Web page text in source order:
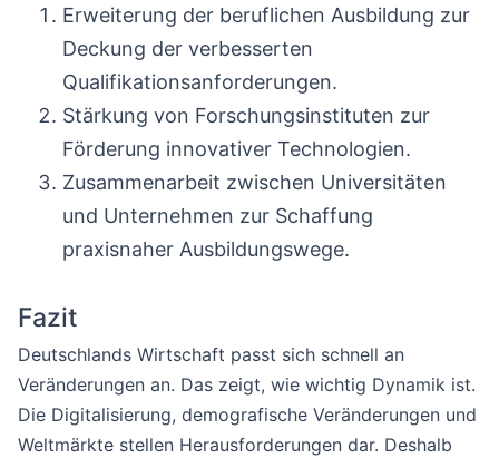
Erweiterung der beruflichen Ausbildung zur
Deckung der verbesserten
Qualifikationsanforderungen.
Stärkung von Forschungsinstituten zur
Förderung innovativer Technologien.
Zusammenarbeit zwischen Universitäten
und Unternehmen zur Schaffung
praxisnaher Ausbildungswege.
Fazit
Deutschlands Wirtschaft passt sich schnell an
Veränderungen an. Das zeigt, wie wichtig Dynamik ist.
Die Digitalisierung, demografische Veränderungen und
Weltmärkte stellen Herausforderungen dar. Deshalb